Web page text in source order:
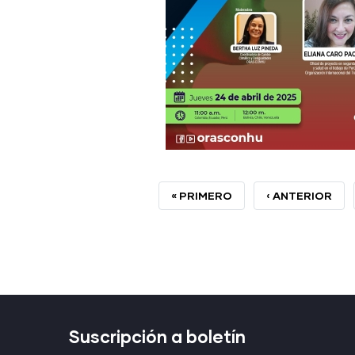
PRIMERA
« PRIMERO
PÁGINA
‹ ANTERIOR
Suscripción a boletín